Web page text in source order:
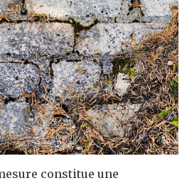
constitue une